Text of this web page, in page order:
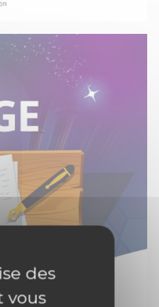
des
vous